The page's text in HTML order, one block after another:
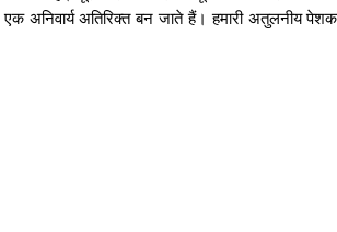
अनिवार्य अतिरिक्त बन जाते हैं। हमारी अतुलनीय